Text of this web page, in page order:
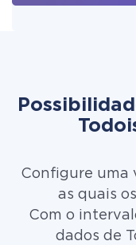
Configure uma
as quais
Com o
dados de